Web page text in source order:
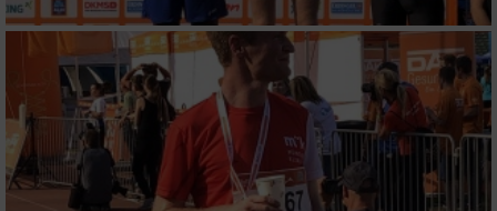
IAB-Besonderheiten:
Verwendung genauer Standortdaten
Geräte anhand von aktiv angeforderten
Informationen identifizieren
Nicht-IAB-Verarbeitungszwecke: